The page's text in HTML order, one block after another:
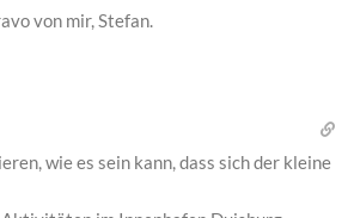
von mir, Stefan.
wie es sein kann, dass sich der kleine